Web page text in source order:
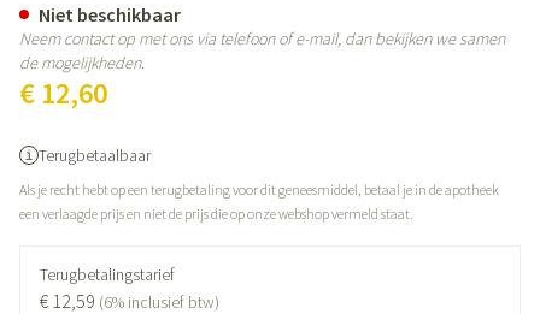
€ 12,60
Terugbetaalbaar
Als je recht hebt op een terugbetaling voor dit geneesmiddel, betaal je in de apotheek
een verlaagde prijs en niet de prijs die op onze webshop vermeld staat.
Terugbetalingstarief
€ 12,59 (6% inclusief btw)
Niet beschikbaar
Neem contact op met ons via telefoon of e-mail, dan bekijken we samen
de mogelijkheden.